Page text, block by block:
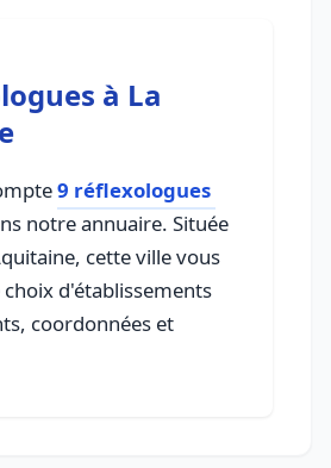
à La
9 réflexologues
notre annuaire. Située
cette ville vous
d'établissements
coordonnées et